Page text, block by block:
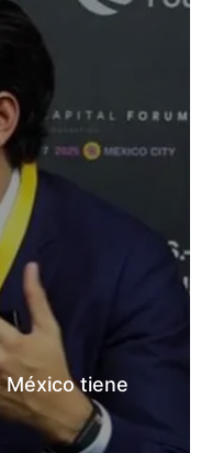
México tiene